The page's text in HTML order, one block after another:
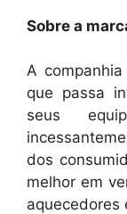
Sobre a
A
que passa
seus
dos
melhor em
aquecedores